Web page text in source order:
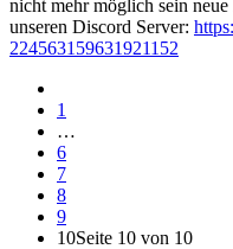
nicht mehr möglich sein
unseren Discord Server:
224563159631921152
1
…
6
7
8
9
10Seite 10 von 10